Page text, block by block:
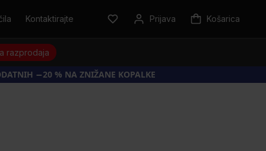
Kontaktirajte Prijava Košarica
razprodaja
−20 % NA ZNIŽANE KOPALKE